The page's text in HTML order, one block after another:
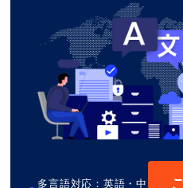
多言語対応：英語・中